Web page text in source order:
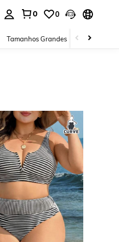
0 0
Tamanhos Grandes Joias e